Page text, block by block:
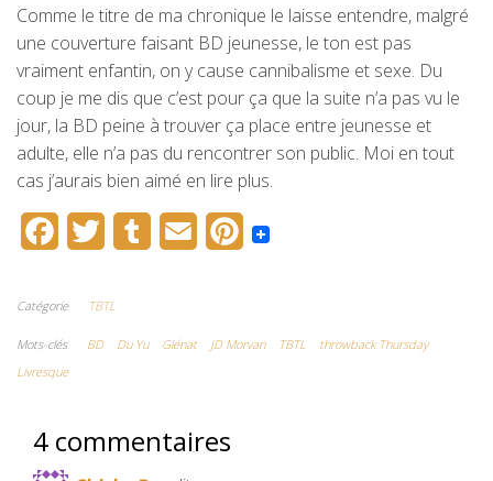
Comme le titre de ma chronique le laisse entendre, malgré
une couverture faisant BD jeunesse, le ton est pas
vraiment enfantin, on y cause cannibalisme et sexe. Du
coup je me dis que c’est pour ça que la suite n’a pas vu le
jour, la BD peine à trouver ça place entre jeunesse et
adulte, elle n’a pas du rencontrer son public. Moi en tout
cas j’aurais bien aimé en lire plus.
c
e
b
o
i
r
i
P
t
Catégorie TBTL
Mots-clés BD Du Yu Glénat JD Morvan TBTL
throwback Thursday
Livresque
4 commentaires